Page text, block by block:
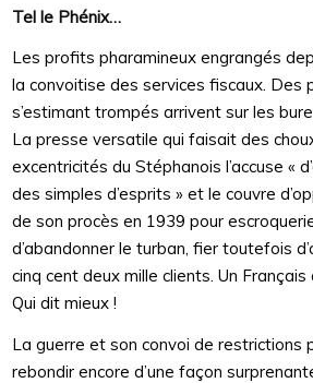
Tel le Phénix…
Les profits pharamineux engrangés
la convoitise des services fiscaux. Des
s’estimant trompés arrivent sur les
La presse versatile qui faisait des
excentricités du Stéphanois l’accuse «
des simples d’esprits » et le couvre
de son procès en 1939 pour
d’abandonner le turban, fier toutefois
cinq cent deux mille clients. Un
Qui dit mieux !
La guerre et son convoi de restrictions
rebondir encore d’une façon